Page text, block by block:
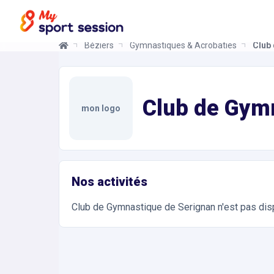
Béziers Gymnastiques & Acrobaties Club
mon logo Club de
Nos activités
Club de Gymnastique de Serignan n'est pas